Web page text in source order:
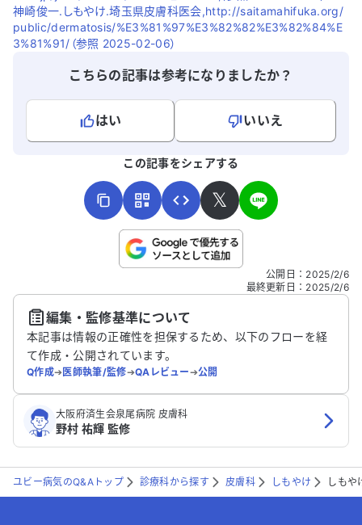
神崎俊一.しもやけ.埼玉県皮膚科医会,http://saitamahifuka.org/
public/dermatosis/%E3%81%97%E3%82%82%E3%82%84%E
3%81%91/（参照 2025-02-06）
こちらの記事は参考になりましたか？
はい
いいえ
こちらは送信専用のフォームです。氏名やご自身の病気の詳細な
送信する
この記事をシェアする
𝕏
公開日 ： 2025/2/6
最終更新日 ： 2025/2/6
編集・監修基準について
本記事は情報の正確性を担保するため、以下のフローを経
て作成・公開されています。
Q作成➔医師執筆/監修➔QAレビュー➔公開
大阪府済生会泉尾病院 皮膚科
野村 祐輝 監修
ユビー病気のQ&Aトップ 診療科から探す 皮膚科 しもやけ しもや